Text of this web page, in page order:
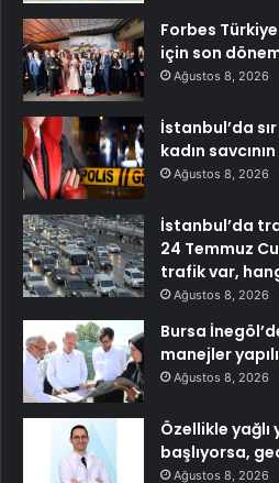
Forbes
için son
Ağustos 8, 2026
İstanbul’da
kadın
Ağustos 8, 2026
İstanbul’da
24 Temmuz
trafik var,
Ağustos 8, 2026
Bursa
manejler
Ağustos 8, 2026
Özellikle
başlıyorsa,
Ağustos 8, 2026